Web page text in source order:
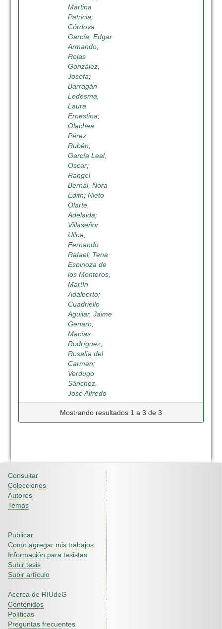
Martina
Patricia;
Córdova
García, Edgar
Armando;
Rojas
González,
Josefa;
Barragán
Ledesma,
Laura
Ernestina;
Olachea
Pérez,
Rubén;
García Leal,
Oscar;
Rangel
Bernal, Nora
Edith;Nieto
Olarte,
Adelaida;
Villaseñor
Ulloa,
Fernando
Rafael; Tena
Espinoza de
los Monteros,
Martín
Adalberto;
Cuadriello
Aguilar, Jaime
Genaro;
Macías
Rodríguez,
Rosalía del
Carmen;
Verdugo
Sánchez,
José Alfredo
Mostrando resultados 1 a 3 de 3
Consultar
Colecciones
Autores
Temas
Publicar
Como agregar mis trabajos
Información para tesistas
Subir tesis
Subir artículo
Acerca de RIUdeG
Contenidos
Políticas
Preguntas frecuentes